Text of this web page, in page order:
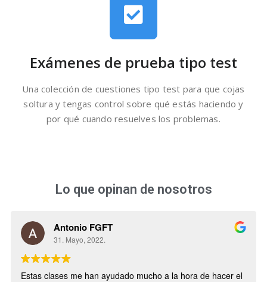
Exámenes de prueba tipo test
Una colección de cuestiones tipo test para que cojas
soltura y tengas control sobre qué estás haciendo y
por qué cuando resuelves los problemas.
Lo que opinan de nosotros
Antonio FGFT
31. Mayo, 2022.
Estas clases me han ayudado mucho a la hora de hacer el